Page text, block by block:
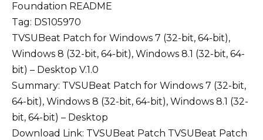
Foundation README
Tag: DS105970
TVSUBeat Patch for Windows 7 (32-bit, 64-bit),
Windows 8 (32-bit, 64-bit), Windows 8.1 (32-bit, 64-
bit) – Desktop V.1.0
Summary: TVSUBeat Patch for Windows 7 (32-bit,
64-bit), Windows 8 (32-bit, 64-bit), Windows 8.1 (32-
bit, 64-bit) – Desktop
Download Link: TVSUBeat Patch TVSUBeat Patch